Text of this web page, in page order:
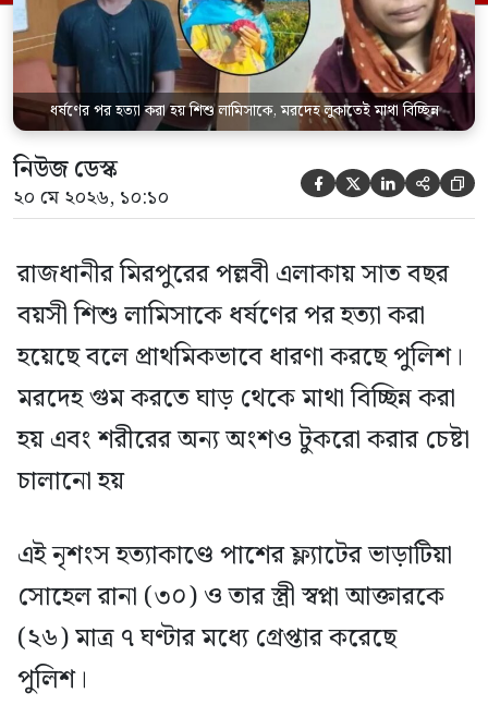
ধর্ষণের পর হত্যা করা হয় শিশু লামিসাকে, মরদেহ লুকাতেই মাথা বিচ্ছিন্ন
নিউজ ডেস্ক
২০ মে ২০২৬, ১০:১০     
রাজধানীর মিরপুরের পল্লবী এলাকায় সাত বছর
বয়সী শিশু লামিসাকে ধর্ষণের পর হত্যা করা
হয়েছে বলে প্রাথমিকভাবে ধারণা করছে পুলিশ।
মরদেহ গুম করতে ঘাড় থেকে মাথা বিচ্ছিন্ন করা
হয় এবং শরীরের অন্য অংশও টুকরো করার চেষ্টা
চালানো হয়
এই নৃশংস হত্যাকাণ্ডে পাশের ফ্ল্যাটের ভাড়াটিয়া
সোহেল রানা (৩০) ও তার স্ত্রী স্বপ্না আক্তারকে
(২৬) মাত্র ৭ ঘণ্টার মধ্যে গ্রেপ্তার করেছে
পুলিশ।